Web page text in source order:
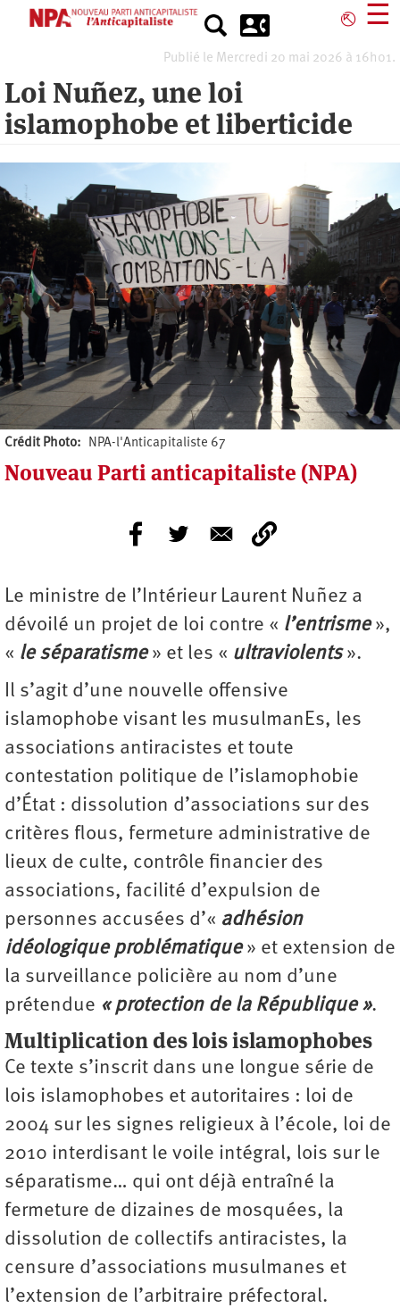
⎋ ☰
Publié le Mercredi 20 mai 2026 à 16h01.
Loi Nuñez, une loi
islamophobe et liberticide
Crédit Photo NPA-l'Anticapitaliste 67
Nouveau Parti anticapitaliste (NPA)
Le ministre de l’Intérieur Laurent Nuñez a
dévoilé un projet de loi contre « l’entrisme»,
« le séparatisme» et les « ultraviolents».
Il s’agit d’une nouvelle offensive
islamophobe visant les musulmanEs, les
associations antiracistes et toute
contestation politique de l’islamophobie
d’État : dissolution d’associations sur des
critères flous, fermeture administrative de
lieux de culte, contrôle financier des
associations, facilité d’expulsion de
personnes accusées d’« adhésion
idéologique problématique» et extension de
la surveillance policière au nom d’une
prétendue « protection de la République ».
Multiplication des lois islamophobes
Ce texte s’inscrit dans une longue série de
lois islamophobes et autoritaires : loi de
2004 sur les signes religieux à l’école, loi de
2010 interdisant le voile intégral, lois sur le
séparatisme… qui ont déjà entraîné la
fermeture de dizaines de mosquées, la
dissolution de collectifs antiracistes, la
censure d’associations musulmanes et
l’extension de l’arbitraire préfectoral.